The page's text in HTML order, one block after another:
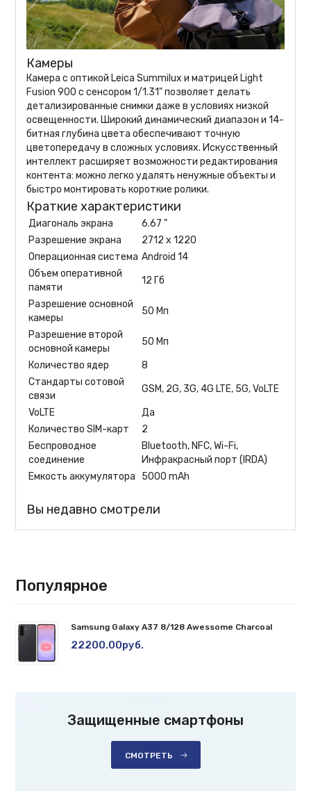
Камеры
Камера с оптикой Leica Summilux и матрицей Light
Fusion 900 с сенсором 1/1.31" позволяет делать
детализированные снимки даже в условиях низкой
освещенности. Широкий динамический диапазон и 14-
битная глубина цвета обеспечивают точную
цветопередачу в сложных условиях. Искусственный
интеллект расширяет возможности редактирования
контента: можно легко удалять ненужные объекты и
быстро монтировать короткие ролики.
Краткие характеристики
Диагональ экрана
6.67 "
Разрешение экрана
2712 x 1220
Операционная система Android 14
Объем оперативной
памяти
12 Гб
Разрешение основной
камеры
50 Мп
Разрешение второй
основной камеры
50 Мп
Количество ядер
8
Стандарты сотовой
связи
GSM, 2G, 3G, 4G LTE, 5G, VoLTE
VoLTE
Да
Количество SIM-карт
2
Беспроводное
соединение
Bluetooth, NFC, Wi-Fi,
Инфракрасный порт (IRDA)
Емкость аккумулятора
5000 mAh
Вы недавно смотрели
Популярное
Samsung Galaxy A37 8/128 Awessome Charcoal
22200.00руб.
Защищенные смартфоны
СМОТРЕТЬ